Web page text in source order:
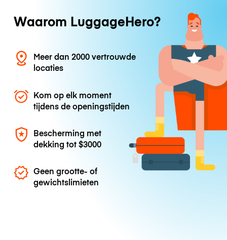
Waarom LuggageHero?
Meer dan 2000 vertrouwde
locaties
Kom op elk moment
tijdens de openingstijden
Bescherming met
dekking tot$3000
Geen grootte- of
gewichtslimieten